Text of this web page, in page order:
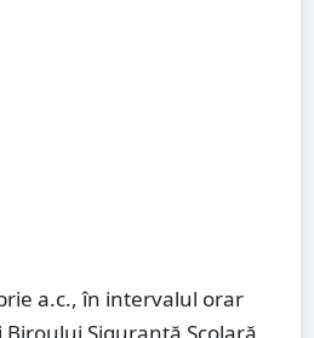
a.c., în intervalul orar